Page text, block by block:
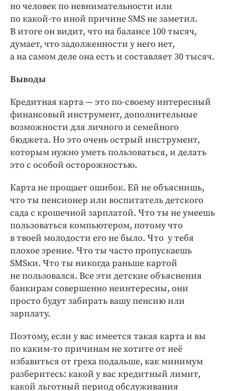
но человек по невнимательности или
по какой-то иной причине SMS не заметил.
В итоге он видит, что на балансе 100 тысяч,
думает, что задолженности у него нет,
а на самом деле она есть и составляет 30 тысяч.
Выводы
Кредитная карта — это по-своему интересный
финансовый инструмент, дополнительные
возможности для личного и семейного
бюджета. Но это очень острый инструмент,
которым нужно уметь пользоваться, и делать
это с особой осторожностью.
Карта не прощает ошибок. Ей не объяснишь,
что ты пенсионер или воспитатель детского
сада с крошечной зарплатой. Что ты не умеешь
пользоваться компьютером, потому что
в твоей молодости его не было. Что у тебя
плохое зрение. Что ты часто пропускаешь
SMSки. Что ты никогда раньше картой
не пользовался. Все эти детские объяснения
банкирам совершенно неинтересны, они
просто будут забирать вашу пенсию или
зарплату.
Поэтому, если у вас имеется такая карта и вы
по каким-то причинам не хотите от неё
избавиться от греха подальше, как минимум
разберитесь: какой у вас кредитный лимит,
какой льготный период обслуживания